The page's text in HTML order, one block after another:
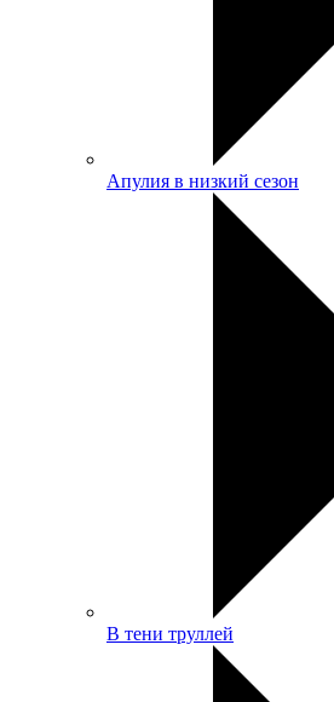
Апулия в низкий сезон
В тени труллей